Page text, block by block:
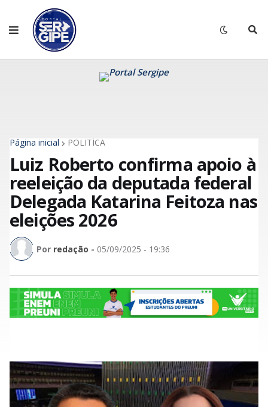
Página inicial POLITÍCA
Luiz Roberto confirma apoio à
reeleição da deputada federal
Delegada Katarina Feitoza nas
eleições 2026
Por redação - 05/09/2025 - 19:36